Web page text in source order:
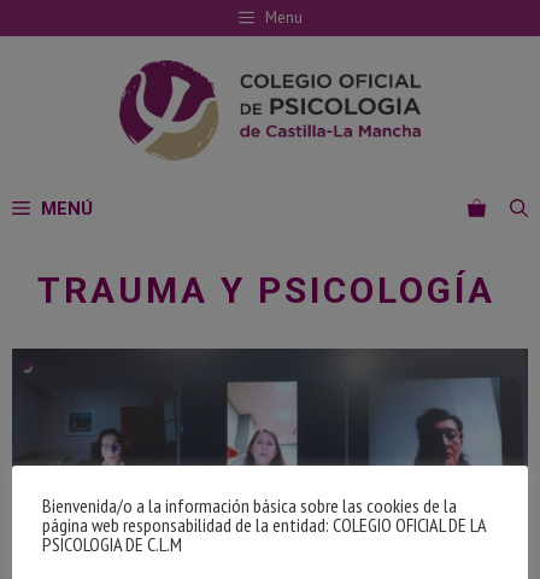
al
Menu
MENÚ
TRAUMA Y PSICOLOGÍA
Bienvenida/o a la información básica sobre las cookies de la
página web responsabilidad de la entidad: COLEGIO OFICIAL DE LA
PSICOLOGIA DE C.L.M